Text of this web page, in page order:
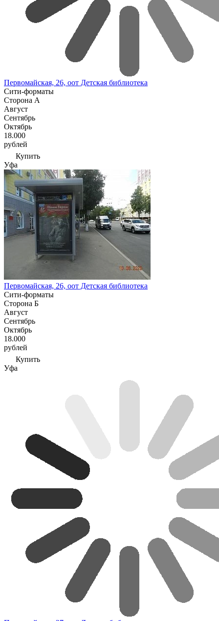
Первомайская, 26, оот Детская библиотека
Сити-форматы
Сторона А
Август
Сентябрь
Октябрь
18.000
рублей
Купить
Уфа
Первомайская, 26, оот Детская библиотека
Сити-форматы
Сторона Б
Август
Сентябрь
Октябрь
18.000
рублей
Купить
Уфа